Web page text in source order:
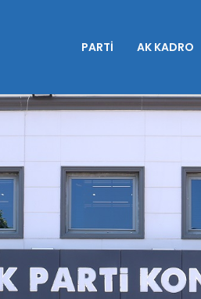
PARTİ AK KADRO